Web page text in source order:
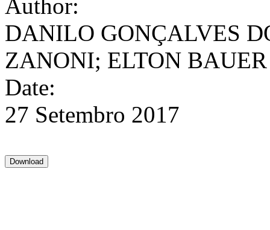
Author:
DANILO GONÇALVES
ZANONI; ELTON BAUER
Date:
27 Setembro 2017